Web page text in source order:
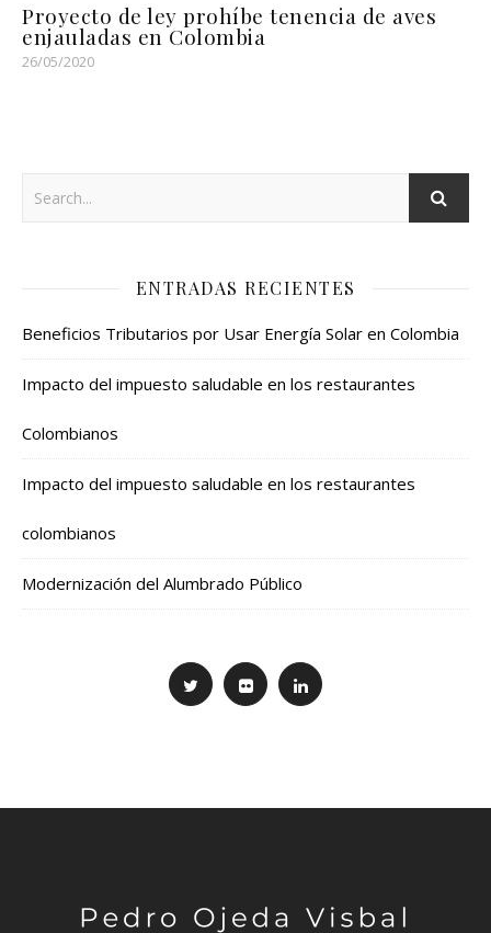
Proyecto de ley prohíbe tenencia de aves
enjauladas en Colombia
26/05/2020
ENTRADAS RECIENTES
Beneficios Tributarios por Usar Energía Solar en Colombia
Impacto del impuesto saludable en los restaurantes
Colombianos
Impacto del impuesto saludable en los restaurantes
colombianos
Modernización del Alumbrado Público